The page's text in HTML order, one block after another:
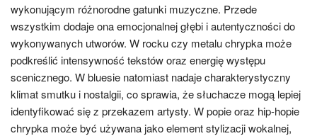
wykonującym różnorodne gatunki muzyczne. Przede
wszystkim dodaje ona emocjonalnej głębi i autentyczności do
wykonywanych utworów. W rocku czy metalu chrypka może
podkreślić intensywność tekstów oraz energię występu
scenicznego. W bluesie natomiast nadaje charakterystyczny
klimat smutku i nostalgii, co sprawia, że słuchacze mogą lepiej
identyfikować się z przekazem artysty. W popie oraz hip-hopie
chrypka może być używana jako element stylizacji wokalnej,